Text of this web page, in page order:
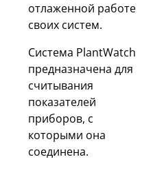
отлаженной работе
своих систем.
Система PlantWatch
предназначена для
считывания
показателей
приборов, с
которыми она
соединена.